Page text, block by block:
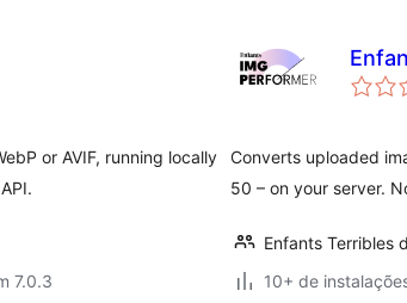
or AVIF, running locally
7.0.3
Converts uploaded
50 – on your server.
Enfants Terribles
10+ de